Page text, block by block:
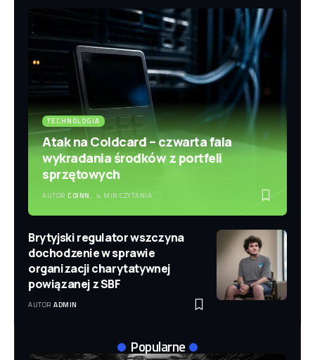
TECHNOLOGIA
Atak na Coldcard – czwarta fala
wykradania środków z portfeli
sprzętowych
AUTOR COINN. 4 MIN CZYTANIA
Brytyjski regulator wszczyna
dochodzenie w sprawie
organizacji charytatywnej
powiązanej z SBF
AUTOR ADMIN
Popularne